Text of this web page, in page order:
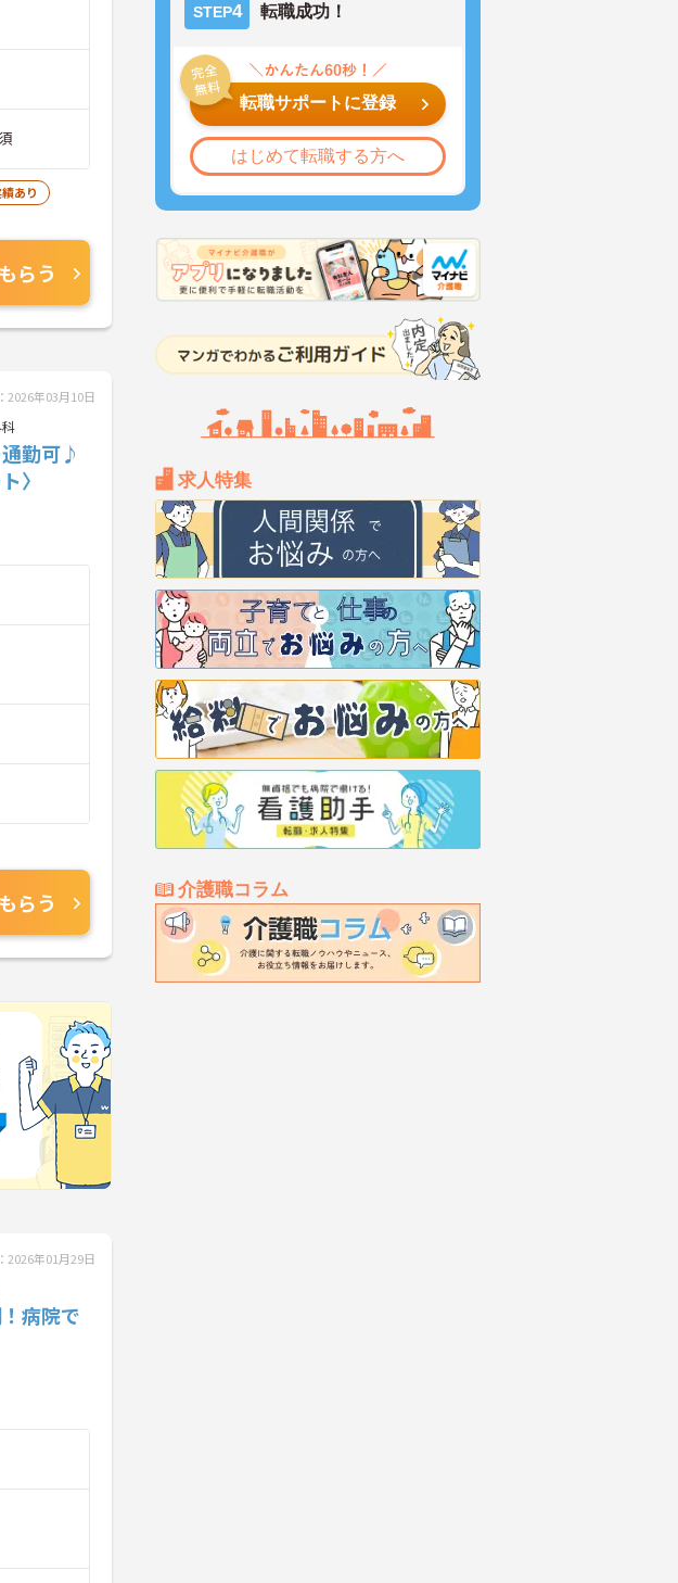
STEP4 転職成功！
転職サポートに登録
はじめて転職する方へ
求人特集
介護職コラム
あり
らう
2026年03月10日
勤可♪
〉
らう
2026年01月29日
病院で